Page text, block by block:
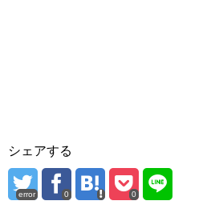
シェアする
error 0 0